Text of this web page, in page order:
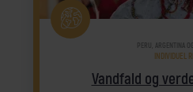
Vandfald og
PERU, ARGENTINA
INDIVIDUEL